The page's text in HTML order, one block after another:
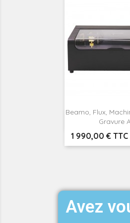
Beamo, Flux,
Gravure
Prix
1 990,00 € TTC

Avez